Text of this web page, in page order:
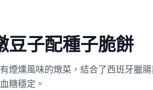
豆子配種子脆餅
煙燻風味的燉菜，結合了西班牙臘
糖穩定。